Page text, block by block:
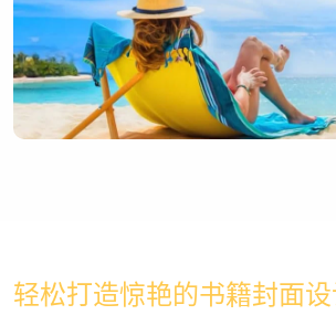
轻松打造惊艳的书籍封面